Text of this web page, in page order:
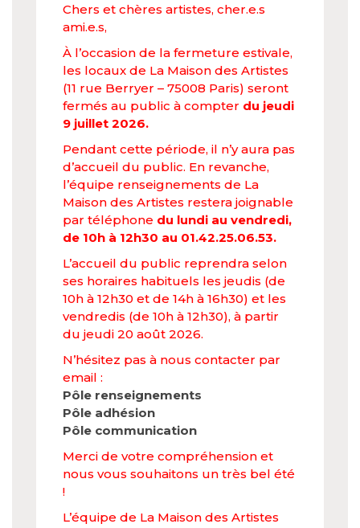
Chers et chères artistes, cher.e.s
ami.e.s,
À l’occasion de la fermeture estivale,
les locaux de La Maison des Artistes
(11 rue Berryer – 75008 Paris) seront
fermés au public à compter du jeudi
9 juillet 2026.
Pendant cette période, il n’y aura pas
d’accueil du public. En revanche,
l’équipe renseignements de La
Maison des Artistes restera joignable
par téléphone du lundi au vendredi,
de 10h à 12h30 au 01.42.25.06.53.
L’accueil du public reprendra selon
ses horaires habituels les jeudis (de
10h à 12h30 et de 14h à 16h30) et les
vendredis (de 10h à 12h30), à partir
du jeudi 20 août 2026.
N’hésitez pas à nous contacter par
email :
Pôle renseignements
Pôle adhésion
Pôle communication
Merci de votre compréhension et
nous vous souhaitons un très bel été
!
L’équipe de La Maison des Artistes